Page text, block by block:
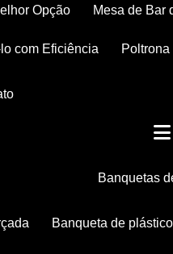
Opção Mesa de
com Eficiência
banquetas
banqueta de